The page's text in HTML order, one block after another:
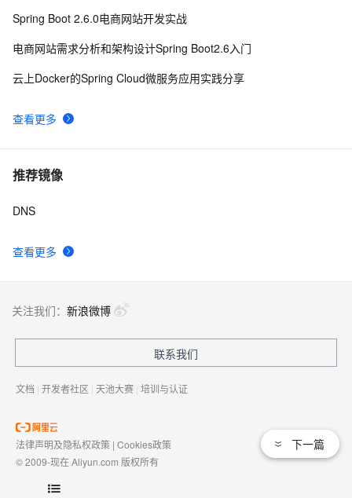
查看更多
Spring Boot 2.6.0电商网站开发实战
电商网站需求分析和架构设计Spring Boot2.6入门
云上Docker的Spring Cloud微服务应用实践分享
推荐镜像
查看更多
DNS
下一篇
关注我们： 新浪微博
联系我们
文档 | 开发者社区 | 天池大赛 | 培训与认证
法律声明及隐私权政策 | Cookies政策
© 2009-现在 Aliyun.com 版权所有